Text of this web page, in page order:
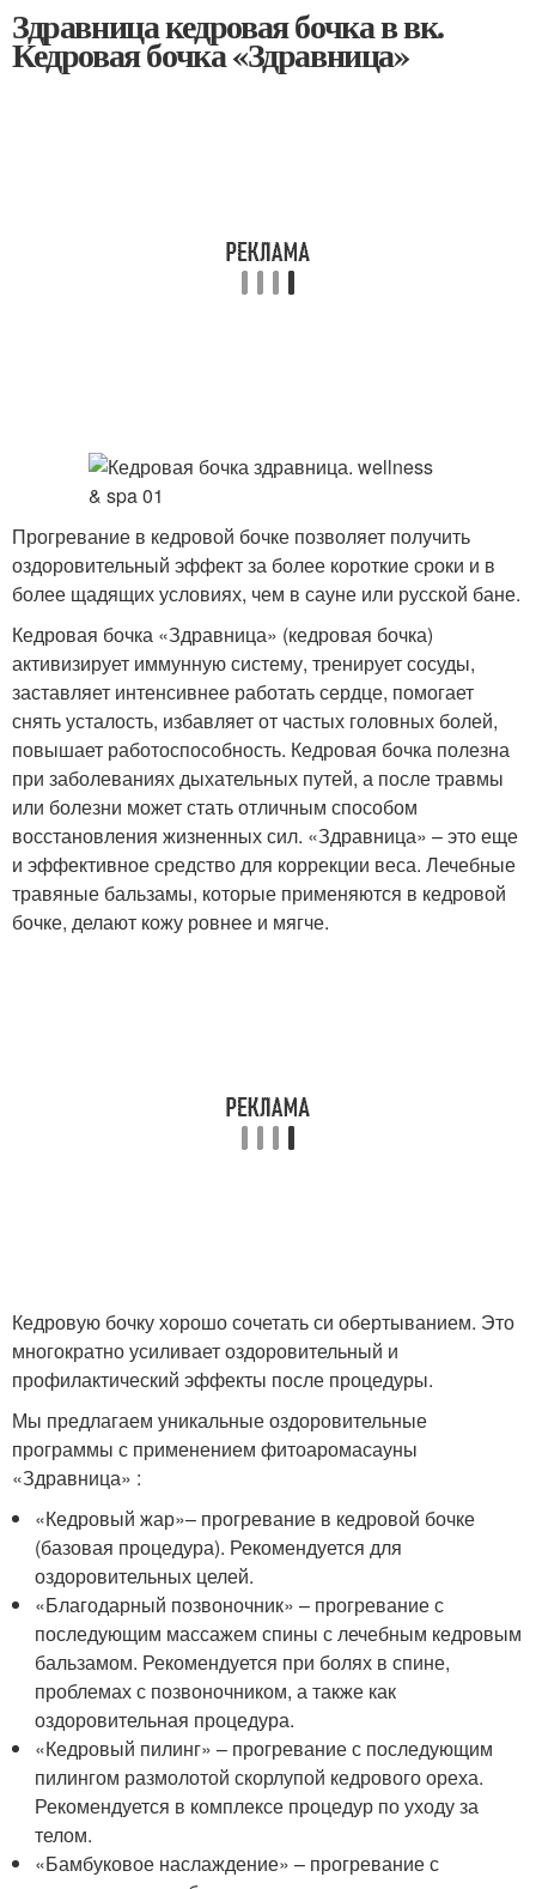
Здравница кедровая бочка в вк.
Кедровая бочка «Здравница»
Прогревание в кедровой бочке позволяет получить
оздоровительный эффект за более короткие сроки и в
более щадящих условиях, чем в сауне или русской бане.
Кедровая бочка «Здравница» (кедровая бочка)
активизирует иммунную систему, тренирует сосуды,
заставляет интенсивнее работать сердце, помогает
снять усталость, избавляет от частых головных болей,
повышает работоспособность. Кедровая бочка полезна
при заболеваниях дыхательных путей, а после травмы
или болезни может стать отличным способом
восстановления жизненных сил. «Здравница» – это еще
и эффективное средство для коррекции веса. Лечебные
травяные бальзамы, которые применяются в кедровой
бочке, делают кожу ровнее и мягче.
Кедровую бочку хорошо сочетать си обертыванием. Это
многократно усиливает оздоровительный и
профилактический эффекты после процедуры.
Мы предлагаем уникальные оздоровительные
программы с применением фитоаромасауны
«Здравница» :
«Кедровый жар»– прогревание в кедровой бочке
(базовая процедура). Рекомендуется для
оздоровительных целей.
«Благодарный позвоночник» – прогревание с
последующим массажем спины с лечебным кедровым
бальзамом. Рекомендуется при болях в спине,
проблемах с позвоночником, а также как
оздоровительная процедура.
«Кедровый пилинг» – прогревание с последующим
пилингом размолотой скорлупой кедрового ореха.
Рекомендуется в комплексе процедур по уходу за
телом.
«Бамбуковое наслаждение» – прогревание с